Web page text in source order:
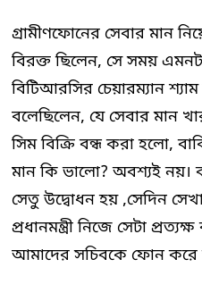
গ্রামীণফোনের সেবার মান
বিরক্ত ছিলেন, সে সময়
বিটিআরসির চেয়ারম্যান
বলেছিলেন, যে সেবার মান
সিম বিক্রি বন্ধ করা হলো,
মান কি ভালো? অবশ্যই নয়।
সেতু উদ্বোধন হয় ,সেদিন
প্রধানমন্ত্রী নিজে সেটা
আমাদের সচিবকে ফোন করে